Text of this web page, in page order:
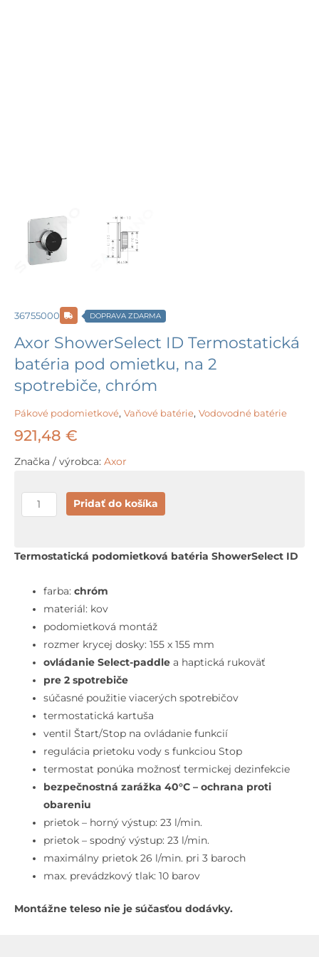
36755000 DOPRAVA ZDARMA
Axor ShowerSelect ID Termostatická
batéria pod omietku, na 2
spotrebiče, chróm
Pákové podomietkové, Vaňové batérie, Vodovodné batérie
921,48 €
Značka / výrobca: Axor
množstvo
Axor
ID
batéria
pod
omietku,
spotrebiče,
chróm
Pridať do košíka
Termostatická podomietková batéria ShowerSelect ID
farba:chróm
materiál: kov
podomietková montáž
rozmer krycej dosky: 155 x 155 mm
ovládanie Select-paddle a haptická rukoväť
pre 2 spotrebiče
súčasné použitie viacerých spotrebičov
termostatická kartuša
ventil Štart/Stop na ovládanie funkcií
regulácia prietoku vody s funkciou Stop
termostat ponúka možnosť termickej dezinfekcie
bezpečnostná zarážka 40°C – ochrana proti
obareniu
prietok – horný výstup: 23 l/min.
prietok – spodný výstup: 23 l/min.
maximálny prietok 26 l/min. pri 3 baroch
max. prevádzkový tlak: 10 barov
Montážne teleso nie je súčasťou dodávky.